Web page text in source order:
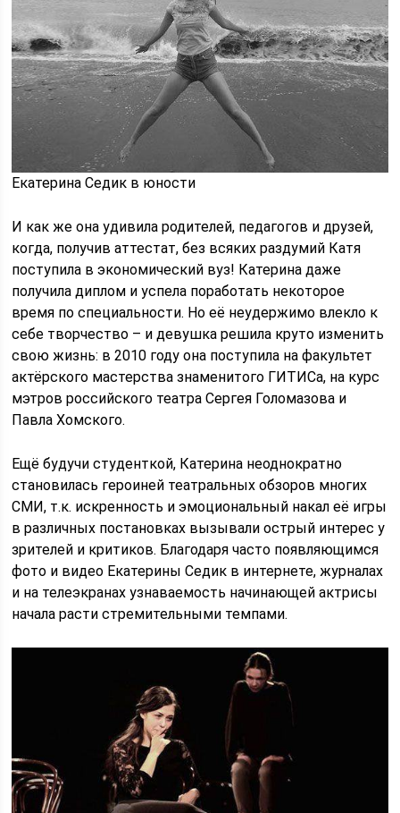
Екатерина Седик в юности
И как же она удивила родителей, педагогов и друзей,
когда, получив аттестат, без всяких раздумий Катя
поступила в экономический вуз! Катерина даже
получила диплом и успела поработать некоторое
время по специальности. Но её неудержимо влекло к
себе творчество – и девушка решила круто изменить
свою жизнь: в 2010 году она поступила на факультет
актёрского мастерства знаменитого ГИТИСа, на курс
мэтров российского театра Сергея Голомазова и
Павла Хомского.
Ещё будучи студенткой, Катерина неоднократно
становилась героиней театральных обзоров многих
СМИ, т.к. искренность и эмоциональный накал её игры
в различных постановках вызывали острый интерес у
зрителей и критиков. Благодаря часто появляющимся
фото и видео Екатерины Седик в интернете, журналах
и на телеэкранах узнаваемость начинающей актрисы
начала расти стремительными темпами.